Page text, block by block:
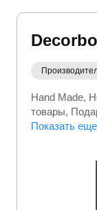
Hand Made
товары
Сувениры и
Показать еще